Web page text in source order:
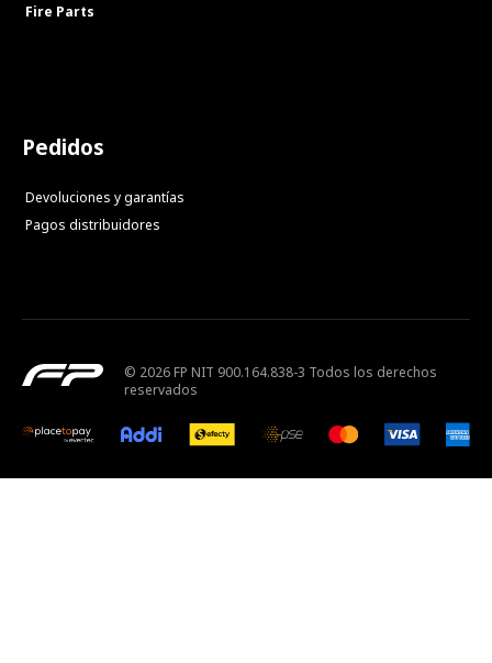
Fire Parts
Pedidos
Devoluciones y garantías
Pagos distribuidores
© 2026 FP NIT 900.164.838-3 Todos los derechos
reservados